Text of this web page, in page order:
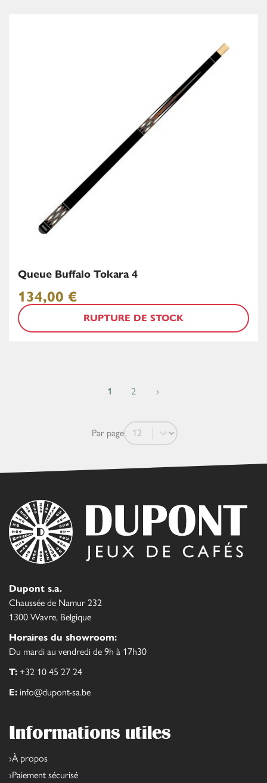
Queue Buffalo Tokara 4
134,00 €
RUPTURE DE STOCK
1 2 ›
Par pagePar page
Dupont s.a.
Chaussée de Namur 232
1300 Wavre, Belgique
Horaires du showroom:
Du mardi au vendredi de 9h à 17h30
T: +32 10 45 27 24
E: info@dupont-sa.be
Informations utiles
À propos
Paiement sécurisé